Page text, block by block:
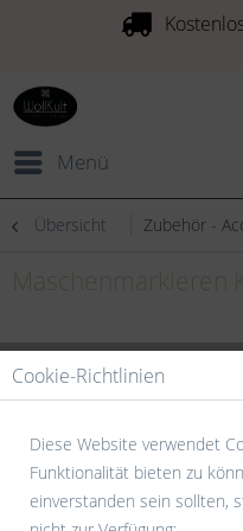
Menü
Übersicht Zubehör -
Cookie-Richtlinien
Diese Website verwendet
Funktionalität bieten zu
einverstanden sein sollten,